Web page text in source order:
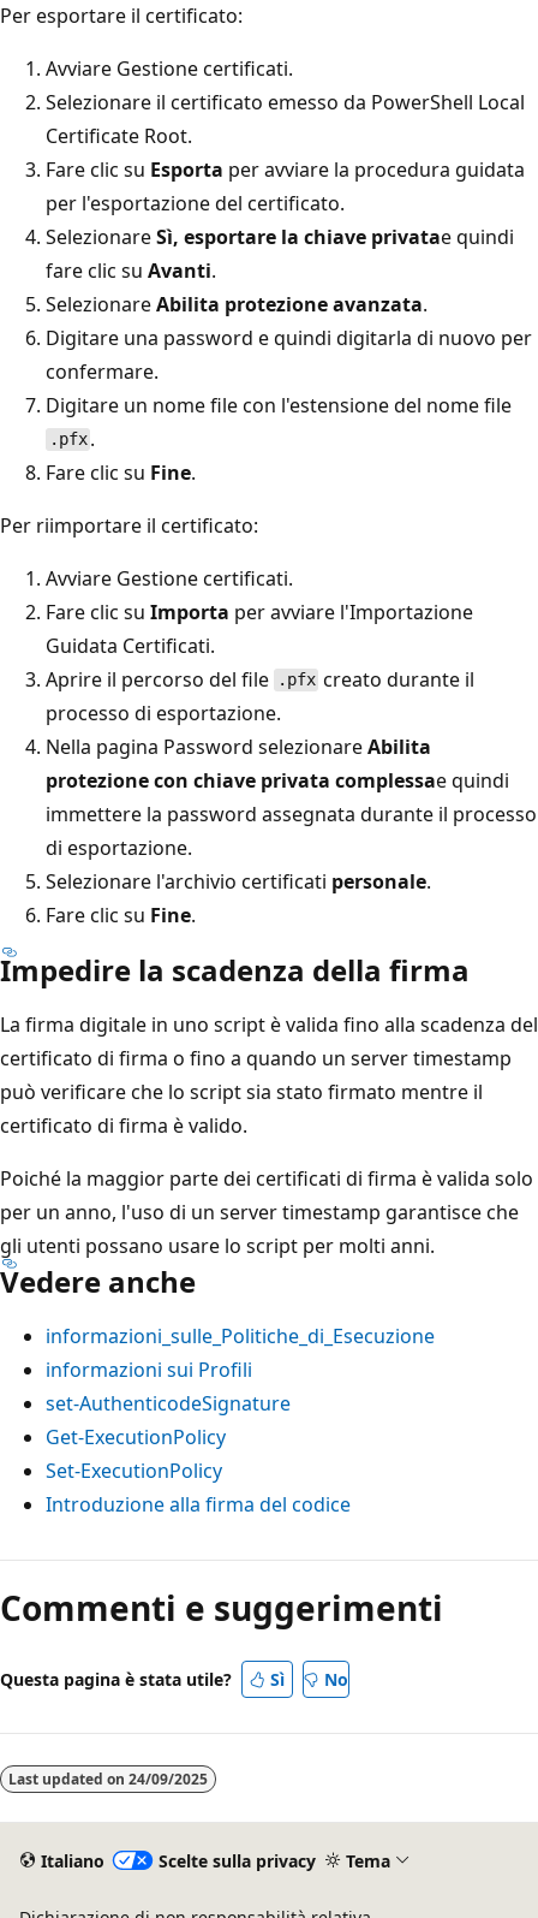
Per esportare il certificato:
Avviare Gestione certificati.
Selezionare il certificato emesso da PowerShell Local
Certificate Root.
Fare clic su Esporta per avviare la procedura guidata
per l'esportazione del certificato.
SelezionareSì, esportare la chiave privatae quindi
fare clic su Avanti.
SelezionareAbilita protezione avanzata.
Digitare una password e quindi digitarla di nuovo per
confermare.
Digitare un nome file con l'estensione del nome file
.pfx .
Fare clic su Fine.
Per riimportare il certificato:
Avviare Gestione certificati.
Fare clic su Importa per avviare l'Importazione
Guidata Certificati.
Aprire il percorso del file
.pfx creato durante il
processo di esportazione.
Nella pagina Password selezionareAbilita
protezione con chiave privata complessae quindi
immettere la password assegnata durante il processo
di esportazione.
Selezionare l'archivio certificati personale.
Fare clic su Fine.
Impedire la scadenza della firma
La firma digitale in uno script è valida fino alla scadenza del
certificato di firma o fino a quando un server timestamp
può verificare che lo script sia stato firmato mentre il
certificato di firma è valido.
Poiché la maggior parte dei certificati di firma è valida solo
per un anno, l'uso di un server timestamp garantisce che
gli utenti possano usare lo script per molti anni.
Vedere anche
informazioni_sulle_Politiche_di_Esecuzione
informazioni sui Profili
set-AuthenticodeSignature
Get-ExecutionPolicy
Set-ExecutionPolicy
Introduzione alla firma del codice
Commenti e suggerimenti
Questa pagina è stata utile? Sì No
Last updated on 24/09/2025
Italiano Scelte sulla privacy Tema